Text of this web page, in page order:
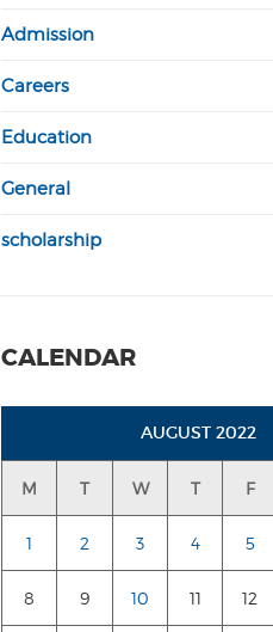
Admission
Careers
Education
General
scholarship
CALENDAR
AUGUST 2022
M T W T F
1 2 3 4 5
8 9 10 11 12